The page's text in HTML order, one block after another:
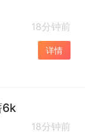
18分钟前
详情
6k
18分钟前